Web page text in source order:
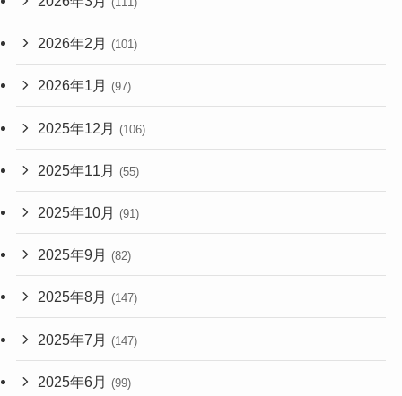
2026年2月 (101)
2026年1月 (97)
2025年12月 (106)
2025年11月 (55)
2025年10月 (91)
2025年9月 (82)
2025年8月 (147)
2025年7月 (147)
2025年6月 (99)